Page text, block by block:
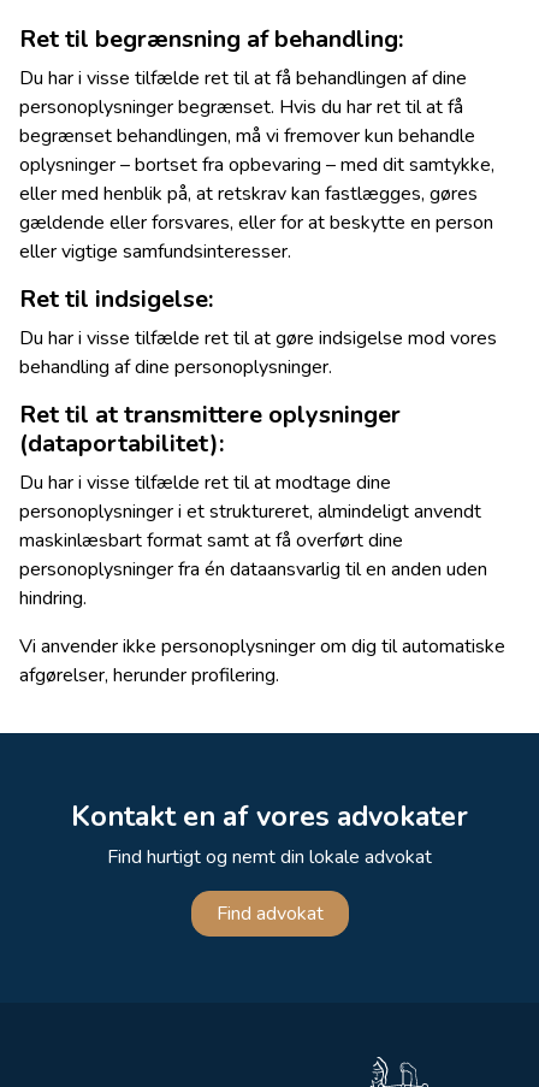
Ret til begrænsning af behandling:
Du har i visse tilfælde ret til at få behandlingen af dine
personoplysninger begrænset. Hvis du har ret til at få
begrænset behandlingen, må vi fremover kun behandle
oplysninger – bortset fra opbevaring – med dit samtykke,
eller med henblik på, at retskrav kan fastlægges, gøres
gældende eller forsvares, eller for at beskytte en person
eller vigtige samfundsinteresser.
Ret til indsigelse:
Du har i visse tilfælde ret til at gøre indsigelse mod vores
behandling af dine personoplysninger.
Ret til at transmittere oplysninger
(dataportabilitet):
Du har i visse tilfælde ret til at modtage dine
personoplysninger i et struktureret, almindeligt anvendt
maskinlæsbart format samt at få overført dine
personoplysninger fra én dataansvarlig til en anden uden
hindring.
Vi anvender ikke personoplysninger om dig til automatiske
afgørelser, herunder profilering.
Kontakt en af vores advokater
Find hurtigt og nemt din lokale advokat
Find advokat